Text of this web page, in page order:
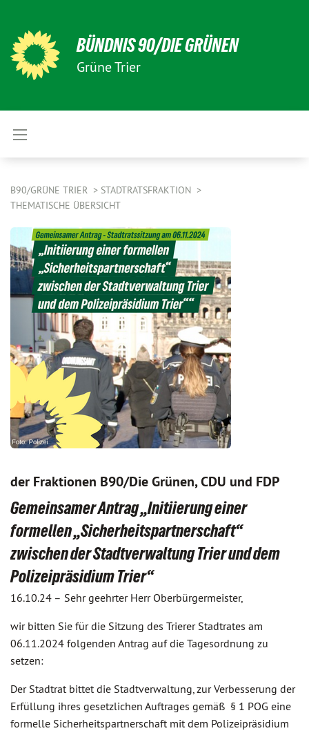
BÜNDNIS 90/DIE GRÜNEN
Grüne Trier
B90/GRÜNE TRIER
STADTRATSFRAKTION
THEMATISCHE ÜBERSICHT
der Fraktionen B90/Die Grünen, CDU und FDP
Gemeinsamer Antrag „Initiierung einer
formellen „Sicherheitspartnerschaft“
zwischen der Stadtverwaltung Trier und dem
Polizeipräsidium Trier“
16.10.24 – Sehr geehrter Herr Oberbürgermeister,
wir bitten Sie für die Sitzung des Trierer Stadtrates am
06.11.2024 folgenden Antrag auf die Tagesordnung zu
setzen:
Der Stadtrat bittet die Stadtverwaltung, zur Verbesserung der
Erfüllung ihres gesetzlichen Auftrages gemäß § 1 POG eine
formelle Sicherheitspartnerschaft mit dem Polizeipräsidium